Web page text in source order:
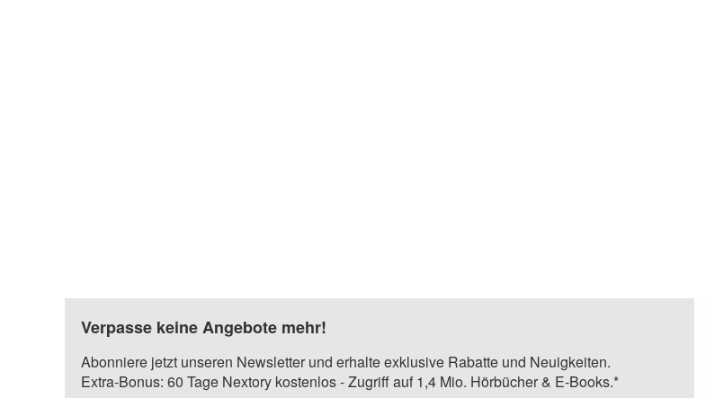
Verpasse keine Angebote mehr!
Abonniere jetzt unseren Newsletter und erhalte exklusive Rabatte und Neuigkeiten.
Extra-Bonus: 60 Tage Nextory kostenlos - Zugriff auf 1,4 Mio. Hörbücher & E-Books.*